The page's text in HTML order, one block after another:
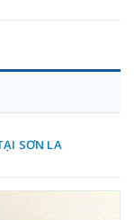
SƠN LA